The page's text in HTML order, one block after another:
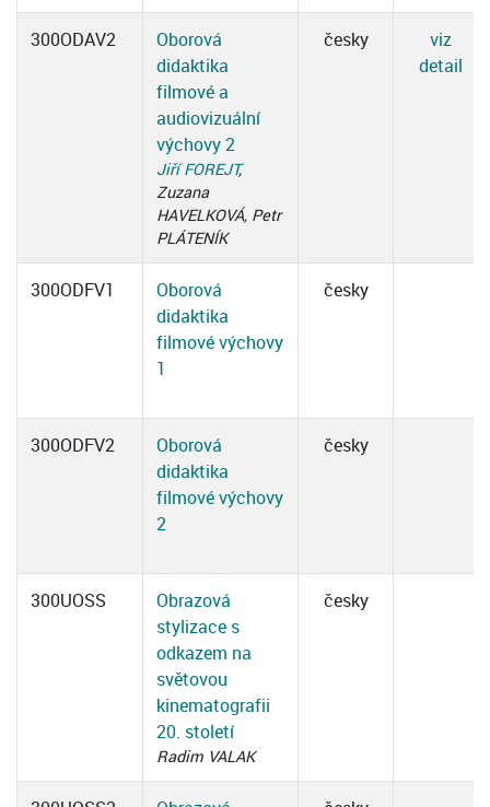
300ODAV2
Oborová
didaktika
filmové a
audiovizuální
výchovy 2
Jiří FOREJT,
Zuzana
HAVELKOVÁ, Petr
PLÁTENÍK
česky
viz
detail
300ODFV1
Oborová
didaktika
filmové výchovy
1
česky
300ODFV2
Oborová
didaktika
filmové výchovy
2
česky
300UOSS
Obrazová
stylizace s
odkazem na
světovou
kinematografii
20. století
Radim VALAK
česky